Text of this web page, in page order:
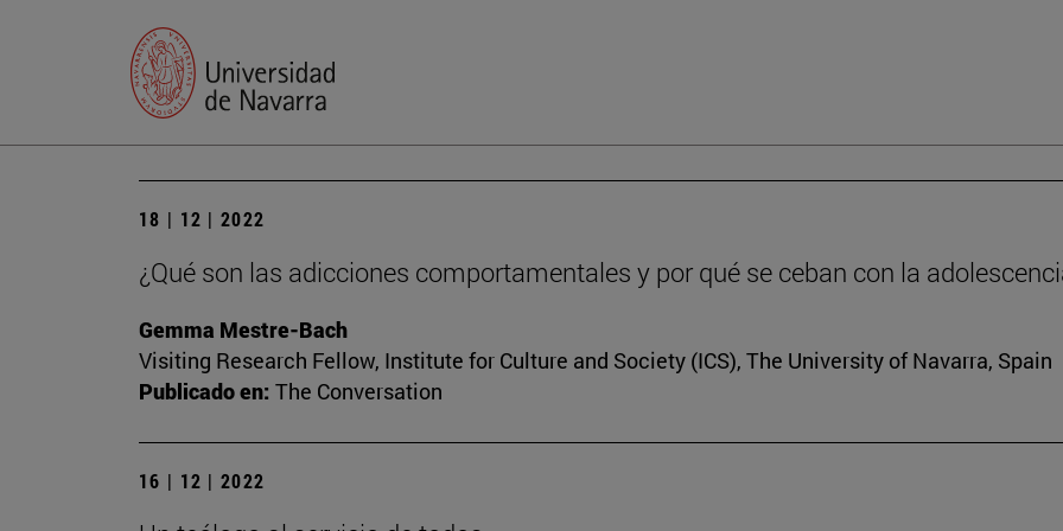
18 | 12 | 2022
¿Qué son las adicciones comportamentales y por qué se ceban con la
Gemma Mestre-Bach
Visiting Research Fellow, Institute for Culture and Society (ICS), The University of Navarra, Spain
Publicado en: The Conversation
16 | 12 | 2022